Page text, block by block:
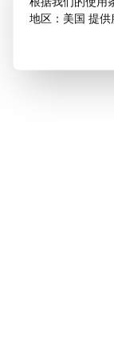
地区：美国 提供